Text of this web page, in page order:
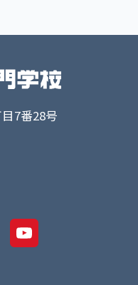
7番28号